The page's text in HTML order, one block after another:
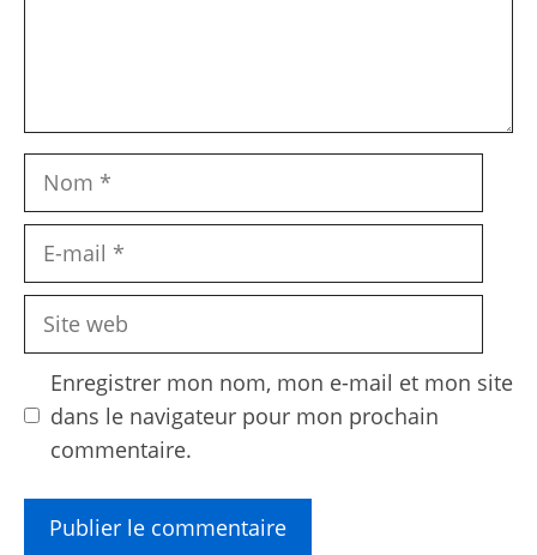
Nom
Site
Enregistrer mon nom, mon e-mail et mon site
dans le navigateur pour mon prochain
commentaire.